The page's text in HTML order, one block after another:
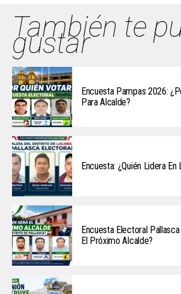
También te
gustar
Encuesta Pampas 2026:
Para Alcalde?
Encuesta: ¿Quién Lidera
Encuesta Electoral
El Próximo Alcalde?